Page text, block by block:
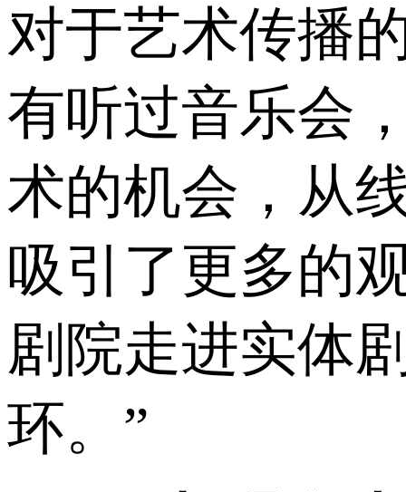
对于艺术传播
有听过音乐会
术的机会，从
吸引了更多的
剧院走进实体
环。”